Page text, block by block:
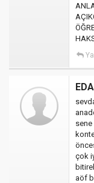
EDA
sene
çok
aöf